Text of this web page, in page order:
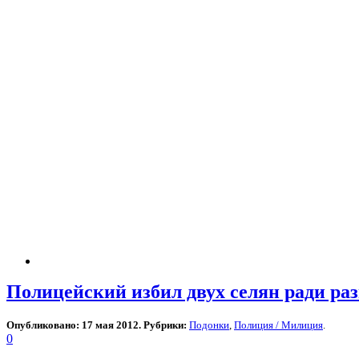
Полицейский избил двух селян ради
Опубликовано: 17 мая 2012. Рубрики: Подонки Полиция / Милиция
0